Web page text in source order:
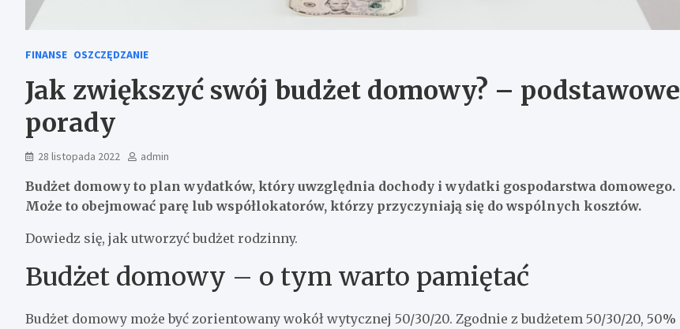
FINANSE OSZCZĘDZANIE
Jak zwiększyć swój budżet domowy? – podstawowe
porady
28 listopada 2022 admin
Budżet domowy to plan wydatków, który uwzględnia dochody i wydatki gospodarstwa domowego.
Może to obejmować parę lub współlokatorów, którzy przyczyniają się do wspólnych kosztów.
Dowiedz się, jak utworzyć budżet rodzinny.
Budżet domowy – o tym warto pamiętać
Budżet domowy może być zorientowany wokół wytycznej 50/30/20. Zgodnie z budżetem 50/30/20, 50%